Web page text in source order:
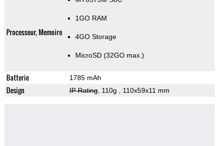
Processeur, Memoire
1GO RAM
4GO Storage
MicroSD (32GO max.)
Batterie 1785 mAh
Design IP Rating, 110g , 110x59x11 mm